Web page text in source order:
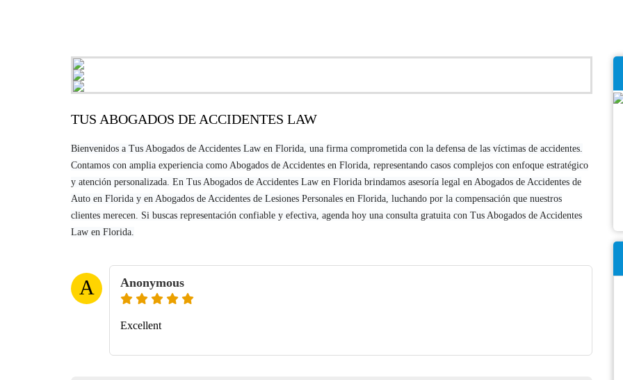
TUS ABOGADOS DE ACCIDENTES LAW
Bienvenidos a Tus Abogados de Accidentes Law en Florida, una firma comprometida con la defensa de las víctimas de accidentes.
Contamos con amplia experiencia como Abogados de Accidentes en Florida, representando casos complejos con enfoque estratégico
y atención personalizada. En Tus Abogados de Accidentes Law en Florida brindamos asesoría legal en Abogados de Accidentes de
Auto en Florida y en Abogados de Accidentes de Lesiones Personales en Florida, luchando por la compensación que nuestros
clientes merecen. Si buscas representación confiable y efectiva, agenda hoy una consulta gratuita con Tus Abogados de Accidentes
Law en Florida.
A Anonymous
Excellent